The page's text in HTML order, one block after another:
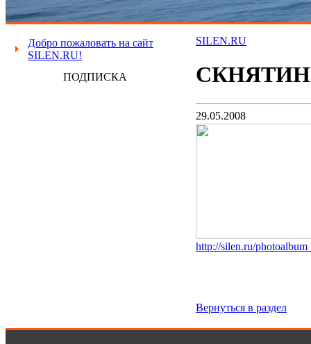
Добро пожаловать на сайт
SILEN.RU!
ПОДПИСКА
SILEN.RU
29.05.2008
http://silen.ru/
Вернуться в раздел